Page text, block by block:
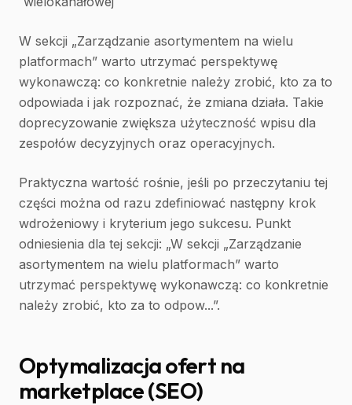
W sekcji „Zarządzanie asortymentem na wielu
platformach” warto utrzymać perspektywę
wykonawczą: co konkretnie należy zrobić, kto za to
odpowiada i jak rozpoznać, że zmiana działa. Takie
doprecyzowanie zwiększa użyteczność wpisu dla
zespołów decyzyjnych oraz operacyjnych.
Praktyczna wartość rośnie, jeśli po przeczytaniu tej
części można od razu zdefiniować następny krok
wdrożeniowy i kryterium jego sukcesu. Punkt
odniesienia dla tej sekcji: „W sekcji „Zarządzanie
asortymentem na wielu platformach” warto
utrzymać perspektywę wykonawczą: co konkretnie
należy zrobić, kto za to odpow...”.
Optymalizacja ofert na
marketplace (SEO)